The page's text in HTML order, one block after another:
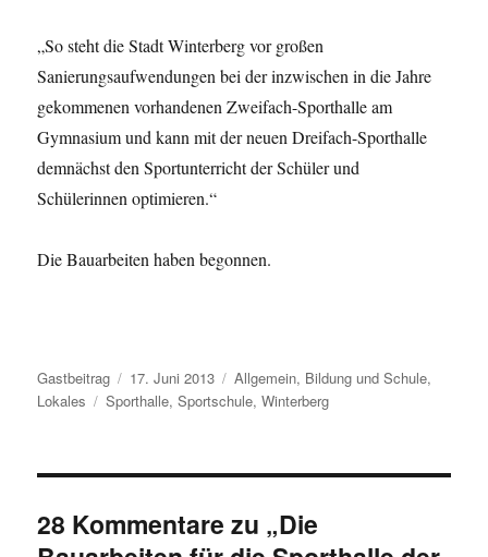
„So steht die Stadt Winterberg vor großen
Sanierungsaufwendungen bei der inzwischen in die Jahre
gekommenen vorhandenen Zweifach-Sporthalle am
Gymnasium und kann mit der neuen Dreifach-Sporthalle
demnächst den Sportunterricht der Schüler und
Schülerinnen optimieren.“
Die Bauarbeiten haben begonnen.
Autor
Gastbeitrag
Veröffentlicht
am
17. Juni 2013 Kategorien
Allgemein, Bildung und Schule,
Lokales
Schlagwörter
Sporthalle,Sportschule,Winterberg
28 Kommentare zu „Die